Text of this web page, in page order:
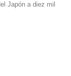
Japón a diez mil